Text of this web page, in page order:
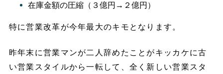
在庫金額の圧縮（３億円→２億円）
特に営業改革が今年最大のキモとなります。
昨年末に営業マンが二人辞めたことがキッカケに古
い営業スタイルから一転して、全く新しい営業スタ